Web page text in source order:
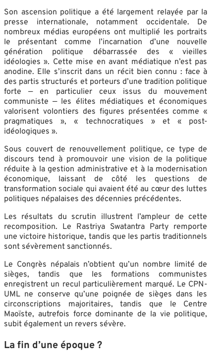
Son ascension politique a été largement relayée par la
presse internationale, notamment occidentale. De
nombreux médias européens ont multiplié les portraits
le présentant comme l’incarnation d’une nouvelle
génération politique débarrassée des « vieilles
idéologies ». Cette mise en avant médiatique n’est pas
anodine. Elle s’inscrit dans un récit bien connu : face à
des partis structurés et porteurs d’une tradition politique
forte — en particulier ceux issus du mouvement
communiste — les élites médiatiques et économiques
valorisent volontiers des figures présentées comme «
pragmatiques », « technocratiques » et « post-
idéologiques ».
Sous couvert de renouvellement politique, ce type de
discours tend à promouvoir une vision de la politique
réduite à la gestion administrative et à la modernisation
économique, laissant de côté les questions de
transformation sociale qui avaient été au cœur des luttes
politiques népalaises des décennies précédentes.
Les résultats du scrutin illustrent l’ampleur de cette
recomposition. Le Rastriya Swatantra Party remporte
une victoire historique, tandis que les partis traditionnels
sont sévèrement sanctionnés.
Le Congrès népalais n’obtient qu’un nombre limité de
sièges, tandis que les formations communistes
enregistrent un recul particulièrement marqué. Le CPN-
UML ne conserve qu’une poignée de sièges dans les
circonscriptions majoritaires, tandis que le Centre
Maoïste, autrefois force dominante de la vie politique,
subit également un revers sévère.
La fin d’une époque ?